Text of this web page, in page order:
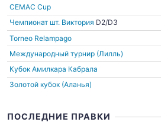
CEMAC Cup
Чемпионат шт. Виктория D2/D3
Torneo Relampago
Международный турнир (Лилль)
Кубок Амилкара Кабрала
Золотой кубок (Аланья)
ПОСЛЕДНИЕ ПРАВКИ